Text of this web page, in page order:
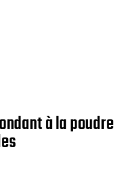
à la poudre